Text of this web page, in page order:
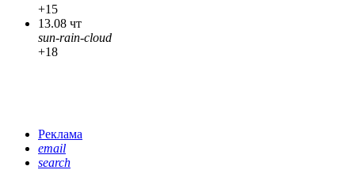
+15
13.08 чт
sun-rain-cloud
+18
Реклама
email
search